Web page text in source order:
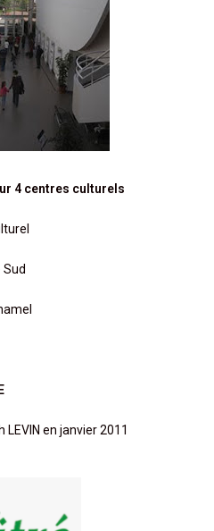
4 centres culturels
LEVIN en janvier 2011